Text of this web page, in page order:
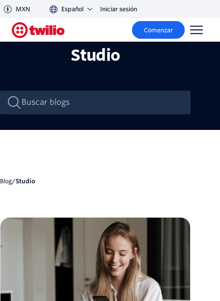
MXN Español Iniciar sesión
Comenzar
Studio
Blog/ Studio